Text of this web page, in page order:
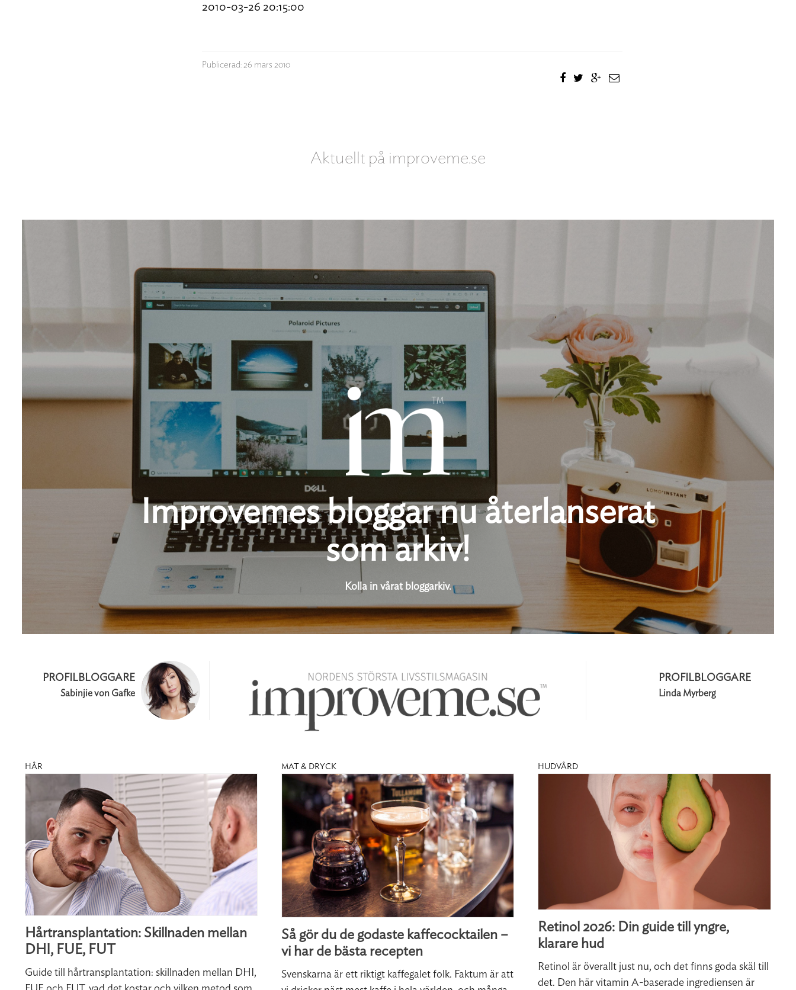
2010-03-26 20:15:00
Publicerad: 26 mars 2010
Aktuellt på improveme.se
Improvemes bloggar nu återlanserat
som arkiv!
Kolla in vårat bloggarkiv.
PROFILBLOGGARE
Sabinjie von Gafke
PROFILBLOGGARE
Linda Myrberg
HÅR
Hårtransplantation: Skillnaden mellan
DHI, FUE, FUT
Guide till hårtransplantation: skillnaden mellan DHI,
MAT & DRYCK
Så gör du de godaste kaffecocktailen –
vi har de bästa recepten
Svenskarna är ett riktigt kaffegalet folk. Faktum är att
HUDVÅRD
Retinol 2026: Din guide till yngre,
klarare hud
Retinol är överallt just nu, och det finns goda skäl till
det. Den här vitamin A-baserade ingrediensen är